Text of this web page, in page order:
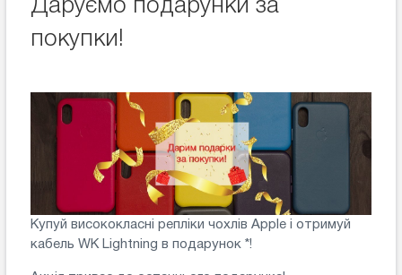
Даруємо подарунки за
покупки!
Купуй висококласні репліки чохлів Apple і отримуй
кабель WK Lightning в подарунок *!